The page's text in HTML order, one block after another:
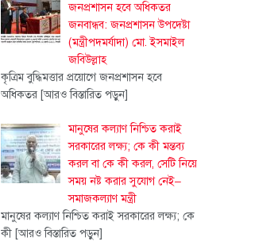
জনপ্রশাসন হবে অধিকতর
জনবান্ধব: জনপ্রশাসন উপদেষ্টা
(মন্ত্রীপদমর্যাদা) মো. ইসমাইল
জবিউল্লাহ
কৃত্রিম বুদ্ধিমত্তার প্রয়োগে জনপ্রশাসন হবে
অধিকতর [আরও বিস্তারিত পড়ুন]
মানুষের কল্যাণ নিশ্চিত করাই
সরকারের লক্ষ্য; কে কী মন্তব্য
করল বা কে কী করল, সেটি নিয়ে
সময় নষ্ট করার সুযোগ নেই–
সমাজকল্যাণ মন্ত্রী
মানুষের কল্যাণ নিশ্চিত করাই সরকারের লক্ষ্য; কে
কী [আরও বিস্তারিত পড়ুন]